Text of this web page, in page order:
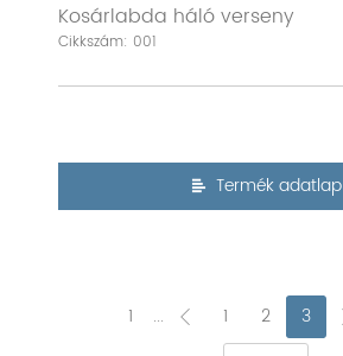
Kosárlabda háló verseny
Cikkszám: 001
Termék adatlap
1 ... 1 2 3